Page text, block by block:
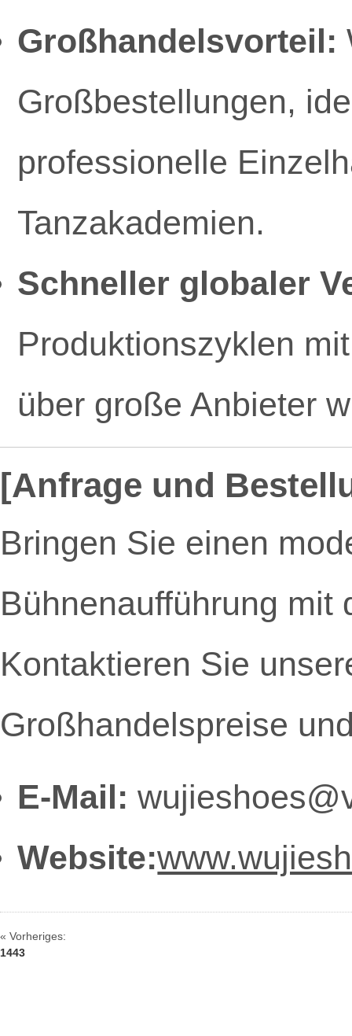
Großhandelsvorteil:
Großbestellungen,
professionelle
Tanzakademien.
Schneller globaler
Produktionszyklen
über große Anbieter
[Anfrage und
Bringen Sie einen
Bühnenaufführung mit
Kontaktieren Sie
Großhandelspreise
E-Mail:
Website:
« Vorheriges:
1443